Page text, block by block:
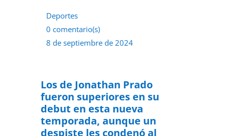
Deportes
0 comentario(s)
8 de septiembre de 2024
Los de Jonathan Prado
fueron superiores en su
debut en esta nueva
temporada, aunque un
despiste les condenó al